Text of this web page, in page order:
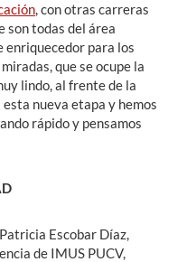
, con otras carreras
son todas del área
enriquecedor para los
que se ocupe la
lindo, al frente de la
nueva etapa y hemos
rápido y pensamos
Escobar Díaz,
de IMUS PUCV,